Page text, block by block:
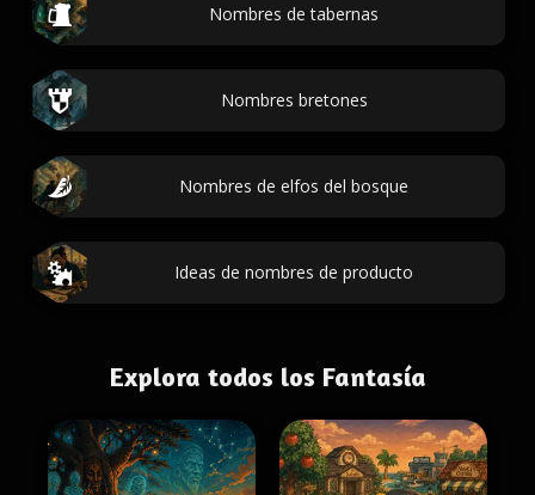
Nombres de tabernas
Nombres bretones
Nombres de elfos del bosque
Ideas de nombres de producto
Explora todos los Fantasía